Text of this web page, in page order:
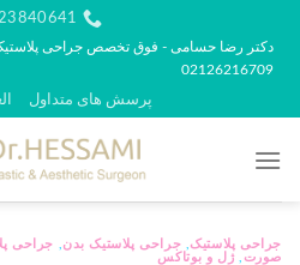
محتوا
دکتر رضا حسامی - فوق تخصص جراحی
02126216709
پرسش های متداول
جراحی پلاستیک جراحی پلاستیک بدن جراحی
صورت ,ژل و بوتاکس